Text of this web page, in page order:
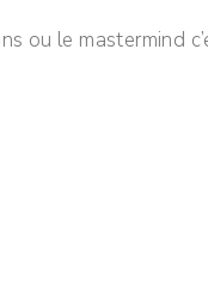
ou le mastermind